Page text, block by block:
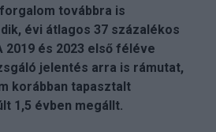
továbbra is
évi átlagos 37 százalékos
2019 és 2023 első féléve
jelentés arra is rámutat,
korábban tapasztalt
1,5 évben megállt.